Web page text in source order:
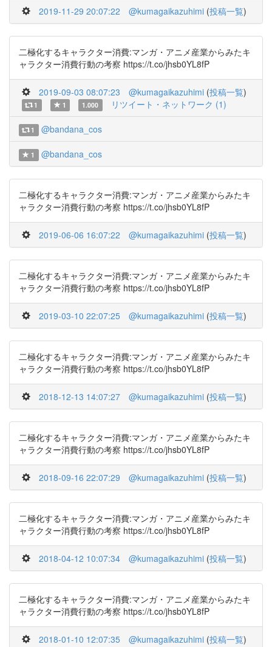
2019-11-29 20:07:22 @kumagaikazuhimi (投稿一覧)
二極化するキャラクター消費:マンガ・アニメ産業からみたキ
ャラクター消費行動の考察 https://t.co/jhsb0YL8fP
2019-09-03 08:07:23 @kumagaikazuhimi (投稿一覧)
1 1 1.000 リツイート・ネットワーク (1)
1 @bandana_cos
1 @bandana_cos
二極化するキャラクター消費:マンガ・アニメ産業からみたキ
ャラクター消費行動の考察 https://t.co/jhsb0YL8fP
2019-06-06 16:07:22 @kumagaikazuhimi (投稿一覧)
二極化するキャラクター消費:マンガ・アニメ産業からみたキ
ャラクター消費行動の考察 https://t.co/jhsb0YL8fP
2019-03-10 22:07:25 @kumagaikazuhimi (投稿一覧)
二極化するキャラクター消費:マンガ・アニメ産業からみたキ
ャラクター消費行動の考察 https://t.co/jhsb0YL8fP
2018-12-13 14:07:27 @kumagaikazuhimi (投稿一覧)
二極化するキャラクター消費:マンガ・アニメ産業からみたキ
ャラクター消費行動の考察 https://t.co/jhsb0YL8fP
2018-09-16 22:07:29 @kumagaikazuhimi (投稿一覧)
二極化するキャラクター消費:マンガ・アニメ産業からみたキ
ャラクター消費行動の考察 https://t.co/jhsb0YL8fP
2018-04-12 10:07:34 @kumagaikazuhimi (投稿一覧)
二極化するキャラクター消費:マンガ・アニメ産業からみたキ
ャラクター消費行動の考察 https://t.co/jhsb0YL8fP
2018-01-10 12:07:35 @kumagaikazuhimi (投稿一覧)